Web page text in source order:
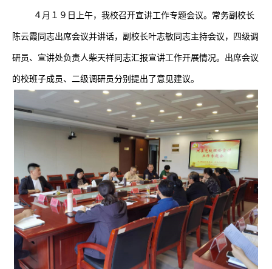
４月１９日上午，我校召开宣讲工作专题会议。常务副校长
陈云霞同志出席会议并讲话，副校长叶志敏同志主持会议，四级调
研员、宣讲处负责人柴天祥同志汇报宣讲工作开展情况。出席会议
的校班子成员、二级调研员分别提出了意见建议。